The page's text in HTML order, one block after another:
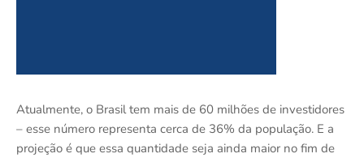
Atualmente, o Brasil tem mais de 60 milhões de investidores
– esse número representa cerca de 36% da população. E a
projeção é que essa quantidade seja ainda maior no fim de